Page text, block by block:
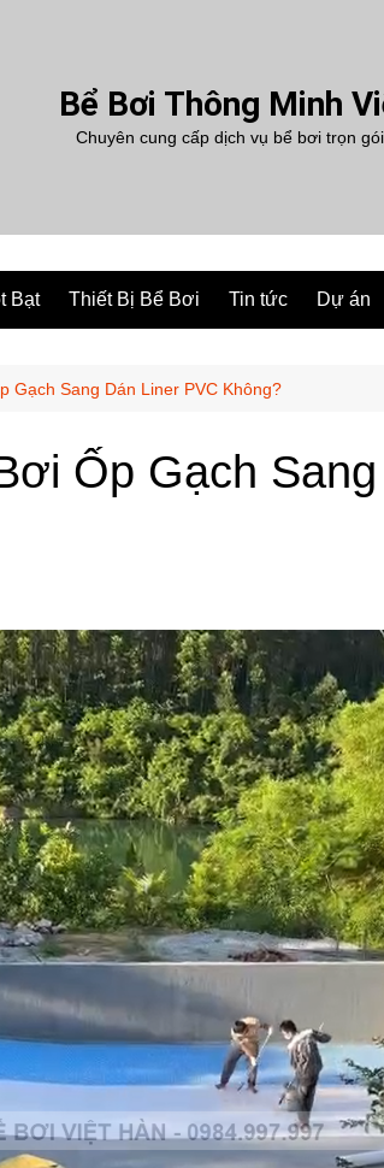
Bể Bơi Thông Minh
Chuyên cung cấp dịch vụ bể bơi trọn
Bạt Thiết Bị Bể Bơi Tin tức Dự án
Gạch Sang Dán Liner PVC Không?
Ốp Gạch